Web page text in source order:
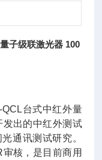
子级联激光器 100
QCL台式中红外量
出的中红外测试
通讯测试研究。
核，是目前商用